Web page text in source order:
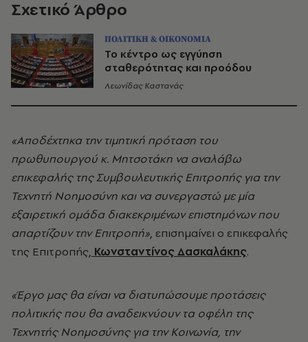
Σχετικό Άρθρο
ΠΟΛΙΤΙΚΗ & ΟΙΚΟΝΟΜΙΑ
Το κέντρο ως εγγύηση
σταθερότητας και προόδου
Λεωνίδας Καστανάς
«Αποδέχτηκα την τιμητική πρόταση του
πρωθυπουργού κ. Μητσοτάκη να αναλάβω
επικεφαλής της Συμβουλευτικής Επιτροπής για την
Τεχνητή Νοημοσύνη και να συνεργαστώ με μία
εξαιρετική ομάδα διακεκριμένων επιστημόνων που
απαρτίζουν την Επιτροπή», επισημαίνει ο επικεφαλής
της Επιτροπής, Κωνσταντίνος Δασκαλάκης.
«Έργο μας θα είναι να διατυπώσουμε προτάσεις
πολιτικής που θα αναδεικνύουν τα οφέλη της
Τεχνητής Νοημοσύνης για την Κοινωνία, την